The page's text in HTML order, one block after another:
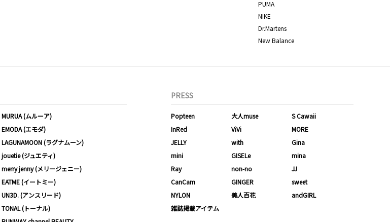
PUMA
NIKE
Dr.Martens
New Balance
MURUA (ムルーア)
EMODA (エモダ)
LAGUNAMOON (ラグナムーン)
jouetie (ジュエティ)
merry jenny (メリージェニー)
EATME (イートミー)
UN3D. (アンスリード)
TONAL (トーナル)
PRESS
Popteen 大人muse
S Cawaii
InRed
ViVi
MORE
JELLY
with
Gina
mini
GISELe
mina
Ray
non-no
JJ
CanCam
GINGER
sweet
NYLON
美人百花
andGIRL
雑誌掲載アイテム